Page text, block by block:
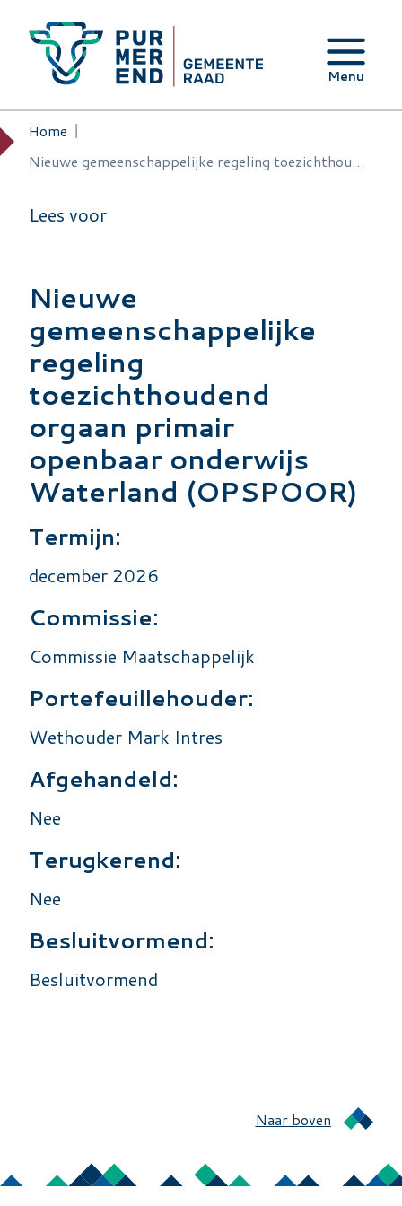
Menu
Kruimelpad
Home
Lees voor
Nieuwe
gemeenschappelijke
regeling
toezichthoudend
orgaan primair
openbaar onderwijs
Waterland (OPSPOOR)
Termijn:
december 2026
Commissie:
Commissie Maatschappelijk
Portefeuillehouder:
Wethouder Mark Intres
Afgehandeld:
Nee
Terugkerend:
Nee
Besluitvormend:
Besluitvormend
Naar boven